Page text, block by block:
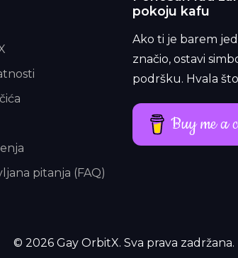
pitanja (FAQ)
pokoju kafu
Ako ti je barem
značio, ostavi
podršku. Hvala
Buy me a
© 2026 Gay OrbitX. Sva prava zadržana.